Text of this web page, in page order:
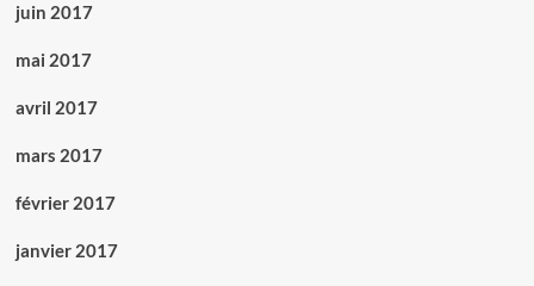
juin 2017
mai 2017
avril 2017
mars 2017
février 2017
janvier 2017